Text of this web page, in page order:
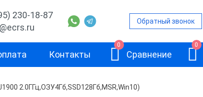
230-18-87
Обратный звонок
Контакты
0
Сравнение
0
Свойство
2.0ГГц,ОЗУ4Гб,SSD128Гб,MSR,Win10)